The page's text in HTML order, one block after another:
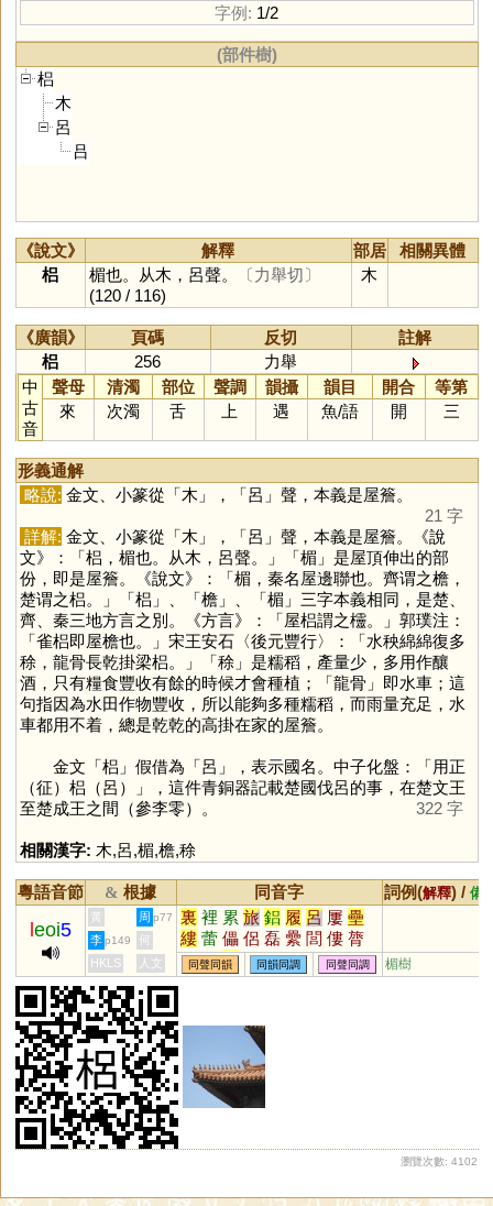
字例: 1/2
(部件樹)
梠
木
呂
吕
《說文》 解釋 部居
相關異體
梠
楣也。从木，呂聲。
〔力舉切〕
(120 / 116)
木
《廣韻》 頁碼 反切
註解
梠
256
力舉
中
古
音
聲母 清濁 部位 聲調 韻攝 韻目 開合
等第
來
次濁 舌 上 遇 魚/語 開 三
形義通解
略說: 金文、小篆從「木」，「呂 」聲，本義是屋簷。
21 字
詳解: 金文、小篆從「木」，「呂 」聲，本義是屋簷。《說
文》：「梠，楣也。从木，呂聲。」「楣 」是屋頂伸出的部
份，即是屋簷。《說文》：「楣，秦名屋邊聯也。齊谓之檐，
楚谓之梠。」「梠 」、「檐」、「楣 」三字本義相同，是楚、
齊、秦三地方言之別。《方言》：「屋梠謂之欞。」郭璞注：
「雀梠即屋檐也。」宋王安石〈後元豐行〉：「水秧綿綿復多
稌，龍骨長乾掛梁梠。」「稌」是糯稻，產量少，多用作釀
酒，只有糧食豐收有餘的時候才會種植；「龍骨」即水車；這
句指因為水田作物豐收，所以能夠多種糯稻，而雨量充足，水
車都用不着，總是乾乾的高掛在家的屋簷。
金文「梠 」假借為「呂 」，表示國名。中子化盤：「用正
（征）梠（呂）」，這件青銅器記載楚國伐呂的事，在楚文王
至楚成王之間（參李零）。
322 字
相關漢字: 木,呂,楣,檐,稌
粵語音節 & 根據 同音字 詞例(解釋) / 備
eoi5
黃 周 p77 裏 裡 累 旅 鋁 履 呂 屢 壘
縷 蕾 儡 侶 磊 纍 閭 僂 膂
褸 漯 耒 儽 穭 誄 蜼 儢 癗
謱 櫐 藟 灅 蠝 鸓 櫑 礨 礌
李 p149
何
HKLS
人文 同聲同韻 同韻同調 同聲同調 楣樹
瀏覽次數: 4102